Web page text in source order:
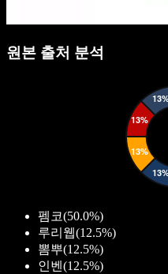
원본 출처 분석
펨코(50.0%)
루리웹(12.5%)
뽐뿌(12.5%)
인벤 (12.5%)